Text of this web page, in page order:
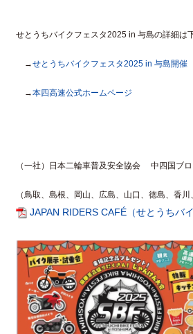
せとうちバイクフェスタ2025 in 与島の詳細は
→せとうちバイクフェスタ2025 in 与島開催
→本四高速公式ホームページ
（一社）日本二輪車普及安全協会 中四国ブロ
（鳥取、島根、岡山、広島、山口、徳島、香川
JAPAN RIDERS CAFÉ（せとうちバ